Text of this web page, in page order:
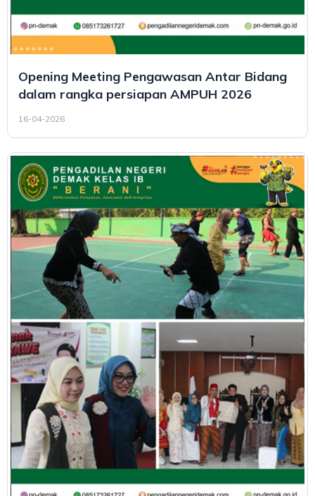
Opening Meeting Pengawasan Antar Bidang
dalam rangka persiapan AMPUH 2026
16-04-2026